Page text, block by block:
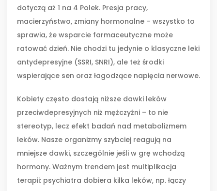
dotyczą aż 1 na 4 Polek. Presja pracy,
macierzyństwo, zmiany hormonalne – wszystko to
sprawia, że wsparcie farmaceutyczne może
ratować dzień. Nie chodzi tu jedynie o klasyczne leki
antydepresyjne (SSRI, SNRI), ale też środki
wspierające sen oraz łagodzące napięcia nerwowe.
Kobiety często dostają niższe dawki leków
przeciwdepresyjnych niż mężczyźni – to nie
stereotyp, lecz efekt badań nad metabolizmem
leków. Nasze organizmy szybciej reagują na
mniejsze dawki, szczególnie jeśli w grę wchodzą
hormony. Ważnym trendem jest multiplikacja
terapii: psychiatra dobiera kilka leków, np. łączy